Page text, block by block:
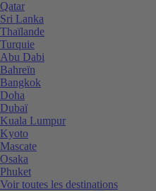
Qatar
Sri Lanka
Thaïlande
Turquie
Abu Dabi
Bahreïn
Bangkok
Doha
Dubaï
Kuala Lumpur
Kyoto
Mascate
Osaka
Phuket
Voir toutes les destinations